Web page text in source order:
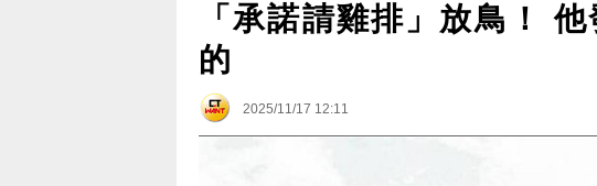
「承諾請雞排」放鳥！
的
2025/11/17 12:11